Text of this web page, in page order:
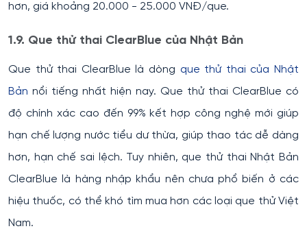
hơn, giá khoảng 20.000 - 25.000 VNĐ/que.
1.9. Que thử thai ClearBlue của Nhật Bản
Que thử thai ClearBlue là dòng que thử thai của Nhật
Bản nổi tiếng nhất hiện nay. Que thử thai ClearBlue có
độ chính xác cao đến 99% kết hợp công nghệ mới giúp
hạn chế lượng nước tiểu dư thừa, giúp thao tác dễ dàng
hơn, hạn chế sai lệch. Tuy nhiên, que thử thai Nhật Bản
ClearBlue là hàng nhập khẩu nên chưa phổ biến ở các
hiệu thuốc, có thể khó tìm mua hơn các loại que thử Việt
Nam.